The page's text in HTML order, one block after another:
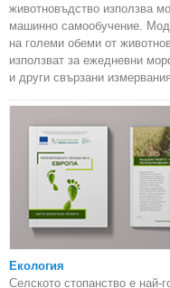
животновъдство използва
машинно самообучение.
на големи обеми от
използват за ежедневни
и други свързани измервания.
Екология
Селското стопанство е най-